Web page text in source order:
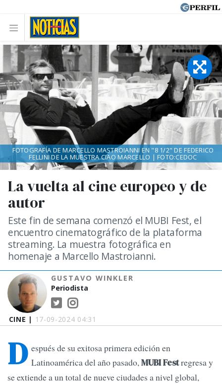
CINE | 17-09-2024 04:31
La vuelta al cine europeo y de
autor
Este fin de semana comenzó el MUBI Fest, el
encuentro cinematográfico de la plataforma
streaming. La muestra fotográfica en
homenaje a Marcello Mastroianni.
GUSTAVO WINKLER
Periodista
FOTOGRAFÍA DE MARCELLO MASTROIANNI EN "8 1/2" DE FEDERICO
FELLINI DE LA MUESTRA CIAO MARCELLO | FOTO:CEDOC
D espués de su exitosa primera edición en
Latinoamérica del año pasado,MUBI Festregresa y
se extiende a un total de nueve ciudades a nivel global,